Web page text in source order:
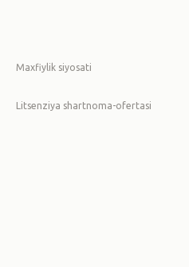
Maxfiylik siyosati
Litsenziya shartnoma-ofertasi